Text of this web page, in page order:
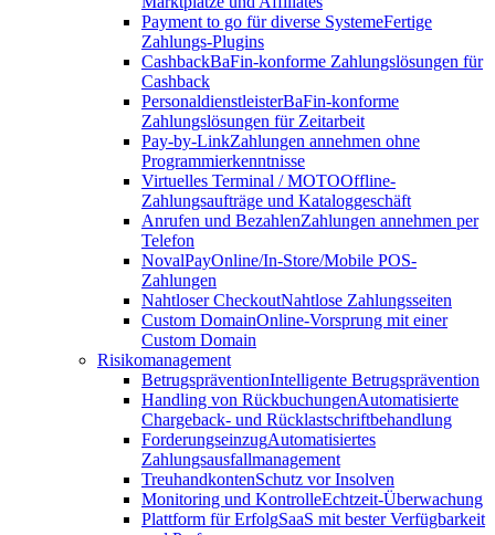
Payment to go für diverse SystemeFertige
Zahlungs-Plugins
CashbackBaFin-konforme Zahlungslösungen für
Cashback
PersonaldienstleisterBaFin-konforme
Zahlungslösungen für Zeitarbeit
Pay-by-LinkZahlungen annehmen ohne
Programmierkenntnisse
Virtuelles Terminal / MOTOOffline-
Zahlungsaufträge und Kataloggeschäft
Anrufen und BezahlenZahlungen annehmen per
Telefon
NovalPayOnline/In-Store/Mobile POS-
Zahlungen
Nahtloser CheckoutNahtlose Zahlungsseiten
Custom DomainOnline-Vorsprung mit einer
Custom Domain
Risikomanagement
BetrugspräventionIntelligente Betrugsprävention
Handling von RückbuchungenAutomatisierte
Chargeback- und Rücklastschriftbehandlung
ForderungseinzugAutomatisiertes
Zahlungsausfallmanagement
TreuhandkontenSchutz vor Insolven
Monitoring und KontrolleEchtzeit-Überwachung
Plattform für ErfolgSaaS mit bester Verfügbarkeit